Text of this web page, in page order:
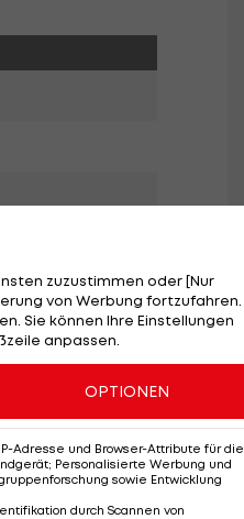
zuzustimmen oder [Nur
von Werbung fortzufahren.
Sie können Ihre Einstellungen
anpassen.
OPTIONEN
Adresse und Browser-Attribute für die
Personalisierte Werbung und
sowie Entwicklung
durch Scannen von